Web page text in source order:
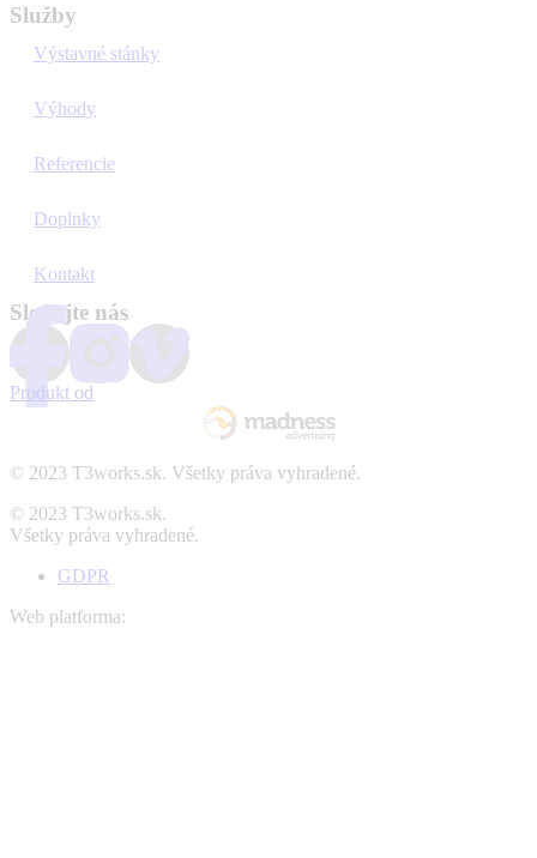
Služby
Výstavné stánky
Výhody
Referencie
Doplnky
Kontakt
Sledujte nás
Produkt od
© 2023 T3works.sk. Všetky práva vyhradené.
© 2023 T3works.sk.
Všetky práva vyhradené.
GDPR
Web platforma: